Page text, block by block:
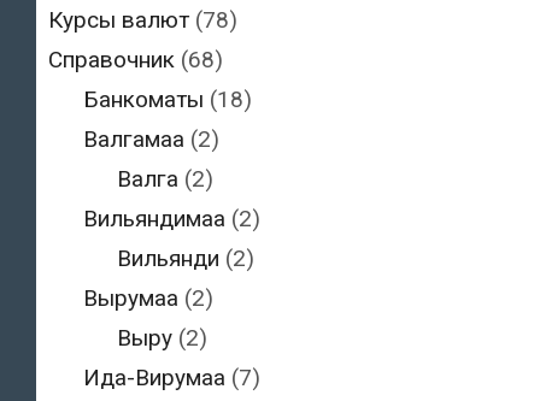
Курсы валют (78)
Справочник (68)
Банкоматы (18)
Валгамаа (2)
Валга (2)
Вильяндимаа (2)
Вильянди (2)
Вырумаа (2)
Выру (2)
Ида-Вирумаа (7)